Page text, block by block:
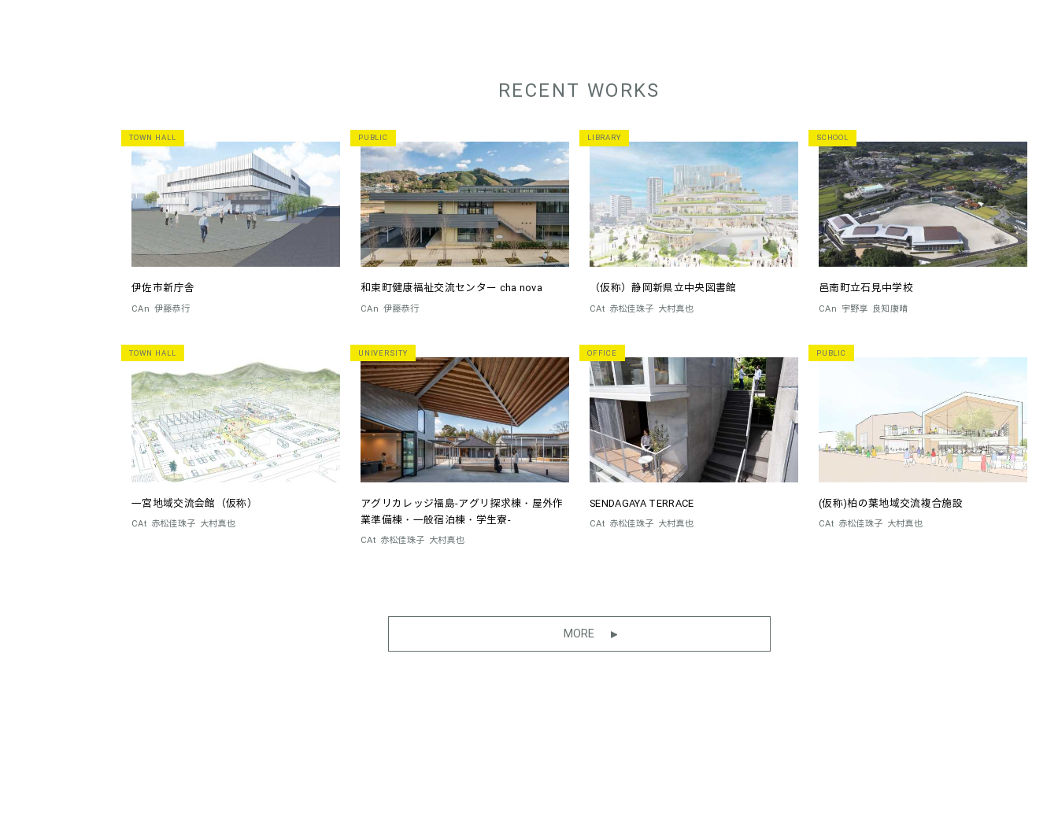
RECENT WORKS
TOWN HALL
伊佐市新庁舎
CAn 伊藤恭行
PUBLIC
和束町健康福祉交流センター cha nova
CAn 伊藤恭行
LIBRARY
（仮称）静岡新県立中央図書館
CAt 赤松佳珠子 大村真也
SCHOOL
邑南町立石見中学校
CAn 宇野享 良知康晴
TOWN HALL
一宮地域交流会館（仮称）
CAt 赤松佳珠子 大村真也
UNIVERSITY
アグリカレッジ福島-アグリ探求棟・屋外作
業準備棟・一般宿泊棟・学生寮-
CAt 赤松佳珠子 大村真也
OFFICE
SENDAGAYA TERRACE
CAt 赤松佳珠子 大村真也
PUBLIC
(仮称)柏の葉地域交流複合施設
CAt 赤松佳珠子 大村真也
MORE